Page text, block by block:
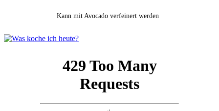
Kann mit Avocado verfeinert werden